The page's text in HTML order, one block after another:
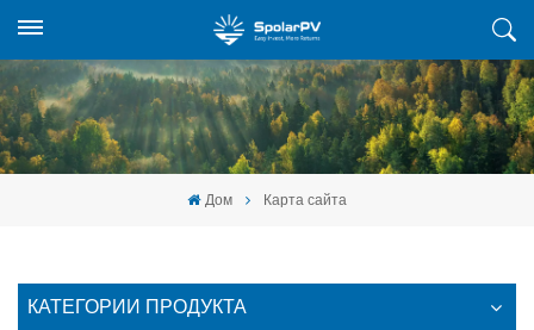
Дом Карта сайта
КАТЕГОРИИ ПРОДУКТА